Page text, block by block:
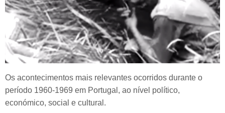
Os acontecimentos mais relevantes ocorridos durante o
período 1960-1969 em Portugal, ao nível político,
económico, social e cultural.